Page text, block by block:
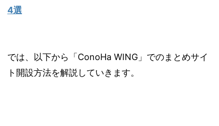
4選
では、以下から「ConoHa WING」でのまとめサイ
ト開設方法を解説していきます。